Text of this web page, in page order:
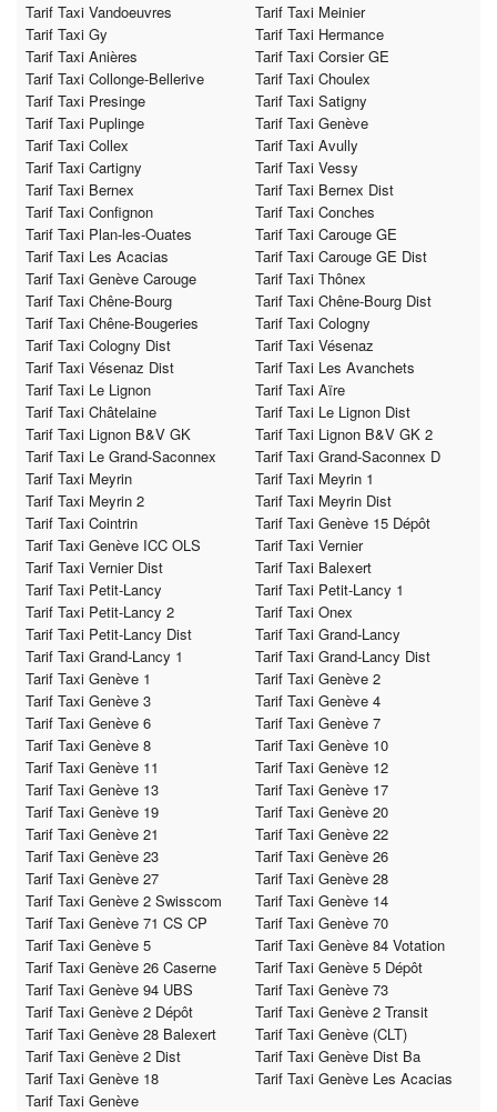
Tarif Taxi Vandoeuvres
Tarif Taxi Meinier
Tarif Taxi Gy
Tarif Taxi Hermance
Tarif Taxi Anières
Tarif Taxi Corsier GE
Tarif Taxi Collonge-Bellerive
Tarif Taxi Choulex
Tarif Taxi Presinge
Tarif Taxi Satigny
Tarif Taxi Puplinge
Tarif Taxi Genève
Tarif Taxi Collex
Tarif Taxi Avully
Tarif Taxi Cartigny
Tarif Taxi Vessy
Tarif Taxi Bernex
Tarif Taxi Bernex Dist
Tarif Taxi Confignon
Tarif Taxi Conches
Tarif Taxi Plan-les-Ouates
Tarif Taxi Carouge GE
Tarif Taxi Les Acacias
Tarif Taxi Carouge GE Dist
Tarif Taxi Genève Carouge
Tarif Taxi Thônex
Tarif Taxi Chêne-Bourg
Tarif Taxi Chêne-Bourg Dist
Tarif Taxi Chêne-Bougeries
Tarif Taxi Cologny
Tarif Taxi Cologny Dist
Tarif Taxi Vésenaz
Tarif Taxi Vésenaz Dist
Tarif Taxi Les Avanchets
Tarif Taxi Le Lignon
Tarif Taxi Aïre
Tarif Taxi Châtelaine
Tarif Taxi Le Lignon Dist
Tarif Taxi Lignon B&V GK
Tarif Taxi Lignon B&V GK 2
Tarif Taxi Le Grand-Saconnex
Tarif Taxi Grand-Saconnex D
Tarif Taxi Meyrin
Tarif Taxi Meyrin 1
Tarif Taxi Meyrin 2
Tarif Taxi Meyrin Dist
Tarif Taxi Cointrin
Tarif Taxi Genève 15 Dépôt
Tarif Taxi Genève ICC OLS
Tarif Taxi Vernier
Tarif Taxi Vernier Dist
Tarif Taxi Balexert
Tarif Taxi Petit-Lancy
Tarif Taxi Petit-Lancy 1
Tarif Taxi Petit-Lancy 2
Tarif Taxi Onex
Tarif Taxi Petit-Lancy Dist
Tarif Taxi Grand-Lancy
Tarif Taxi Grand-Lancy 1
Tarif Taxi Grand-Lancy Dist
Tarif Taxi Genève 1
Tarif Taxi Genève 2
Tarif Taxi Genève 3
Tarif Taxi Genève 4
Tarif Taxi Genève 6
Tarif Taxi Genève 7
Tarif Taxi Genève 8
Tarif Taxi Genève 10
Tarif Taxi Genève 11
Tarif Taxi Genève 12
Tarif Taxi Genève 13
Tarif Taxi Genève 17
Tarif Taxi Genève 19
Tarif Taxi Genève 20
Tarif Taxi Genève 21
Tarif Taxi Genève 22
Tarif Taxi Genève 23
Tarif Taxi Genève 26
Tarif Taxi Genève 27
Tarif Taxi Genève 28
Tarif Taxi Genève 2 Swisscom
Tarif Taxi Genève 14
Tarif Taxi Genève 71 CS CP
Tarif Taxi Genève 70
Tarif Taxi Genève 5
Tarif Taxi Genève 84 Votation
Tarif Taxi Genève 26 Caserne
Tarif Taxi Genève 5 Dépôt
Tarif Taxi Genève 94 UBS
Tarif Taxi Genève 73
Tarif Taxi Genève 2 Dépôt
Tarif Taxi Genève 2 Transit
Tarif Taxi Genève 28 Balexert
Tarif Taxi Genève (CLT)
Tarif Taxi Genève 2 Dist
Tarif Taxi Genève Dist Ba
Tarif Taxi Genève 18
Tarif Taxi Genève Les Acacias
Tarif Taxi Genève